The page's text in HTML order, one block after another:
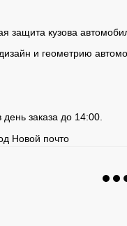
защита кузова
и геометрию
заказа до 14:00.
Новой почто